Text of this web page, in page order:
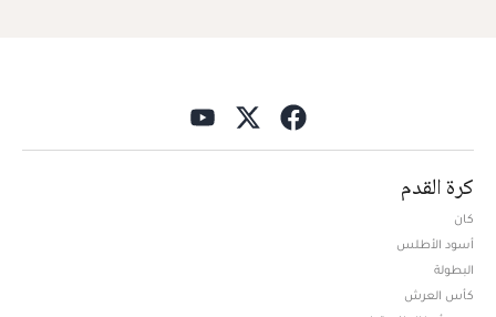
كرة القدم
كان
أسود الأطلس
البطولة
كأس العرش